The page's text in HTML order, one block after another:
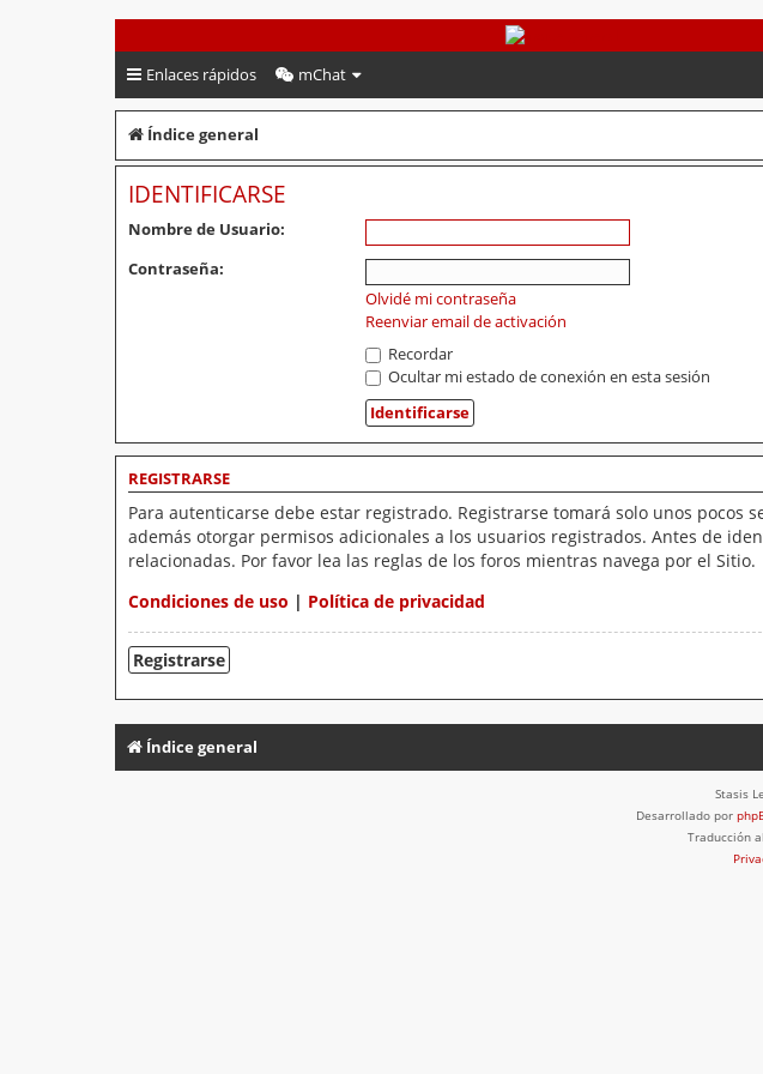
PeruVoley.com
Enlaces rápidos mChat
Índice general
IDENTIFICARSE
Nombre de Usuario:
Contraseña:
Olvidé mi contraseña
Reenviar email de activación
Recordar
Ocultar mi estado de conexión en esta sesión
REGISTRARSE
Para autenticarse debe estar registrado. Registrarse tomará solo unos
además otorgar permisos adicionales a los usuarios registrados. Antes de
relacionadas. Por favor lea las reglas de los foros mientras navega por el Sitio.
Condiciones de uso | Política de privacidad
Registrarse
Índice general
Stasis
Desarrollado por
Traducción